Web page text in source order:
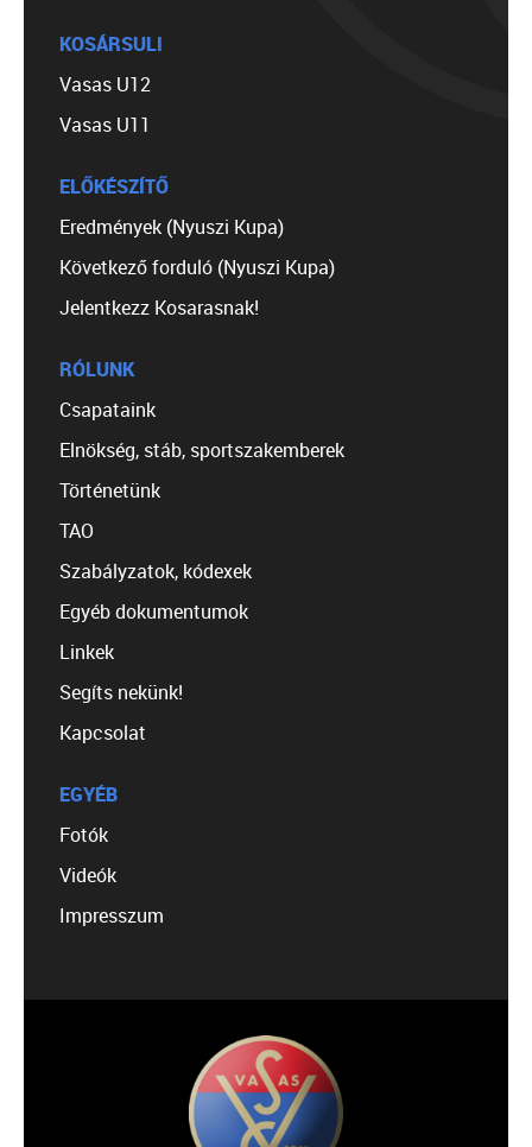
KOSÁRSULI
Vasas U12
Vasas U11
ELŐKÉSZÍTŐ
Eredmények (Nyuszi Kupa)
Következő forduló (Nyuszi Kupa)
Jelentkezz Kosarasnak!
RÓLUNK
Csapataink
Elnökség, stáb, sportszakemberek
Történetünk
TAO
Szabályzatok, kódexek
Egyéb dokumentumok
Linkek
Segíts nekünk!
Kapcsolat
EGYÉB
Fotók
Videók
Impresszum